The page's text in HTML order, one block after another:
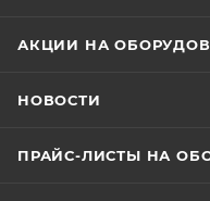
АКЦИИ НА
НОВОСТИ
ПРАЙС-ЛИСТЫ НА